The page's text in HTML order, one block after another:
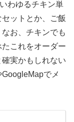
わゆるチキン単
ットとか、ご飯
お、チキンでも
これをオーダー
実かもしれない
でメ